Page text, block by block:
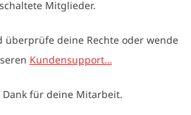
Mitglieder.
überprüfe deine Rechte oder wende
Kundensupport…
Dank für deine Mitarbeit.